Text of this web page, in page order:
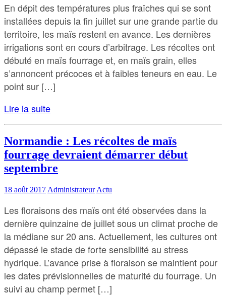
En dépit des températures plus fraîches qui se sont
installées depuis la fin juillet sur une grande partie du
territoire, les maïs restent en avance. Les dernières
irrigations sont en cours d’arbitrage. Les récoltes ont
débuté en maïs fourrage et, en maïs grain, elles
s’annoncent précoces et à faibles teneurs en eau. Le
point sur […]
Lire la suite
Normandie : Les récoltes de maïs
fourrage devraient démarrer début
septembre
18 août 2017 Administrateur Actu
Les floraisons des maïs ont été observées dans la
dernière quinzaine de juillet sous un climat proche de
la médiane sur 20 ans. Actuellement, les cultures ont
dépassé le stade de forte sensibilité au stress
hydrique. L’avance prise à floraison se maintient pour
les dates prévisionnelles de maturité du fourrage. Un
suivi au champ permet […]